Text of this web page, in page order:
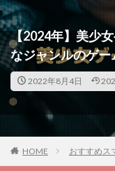
【2024年】美少
なジャンルのゲー
2022年8月4日
HOME おすすめス